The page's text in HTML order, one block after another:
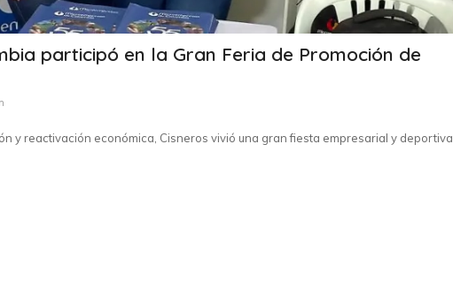
participó en la Gran Feria de Promoción de
y reactivación económica, Cisneros vivió una gran fiesta empresarial y deportiva.